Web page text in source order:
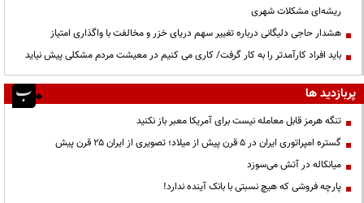
ریشه‌ای مشکلات شهری
هشدار حاجی دلیگانی درباره تغییر سهم دریای خزر و مخالفت با واگذاری امتیاز
باید افراد کارآمدتر را به کار گرفت/ کاری می کنیم در معیشت مردم مشکلی پیش نیاید
پربازدید ها
تنگه هرمز قابل معامله نیست برای آمریکا معبر باز نکنید
گستره امپراتوری ایران در ۵ قرن پیش از میلاد؛ تصویری از ایران ۲۵ قرن پیش
میانکاله در آتش می‌سوزد
پارچه فروشی که هیچ نسبتی با بانک آینده ندارد!